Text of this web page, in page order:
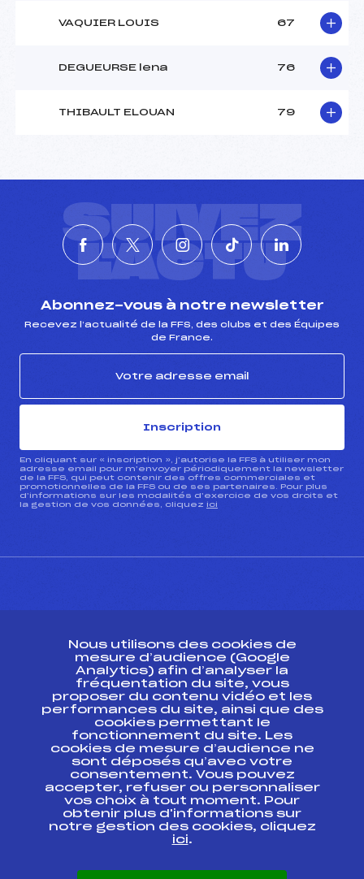
VAQUIER LOUIS 67
DEGUEURSE lena 76
THIBAULT ELOUAN 79
SUIVEZ
L'ACTU
Abonnez-vous à notre newsletter
Recevez l’actualité de la FFS, des clubs et des Équipes
de France.
Inscription
En cliquant sur « inscription », j’autorise la FFS à utiliser mon
adresse email pour m’envoyer périodiquement la newsletter
de la FFS, qui peut contenir des offres commerciales et
promotionnelles de la FFS ou de ses partenaires. Pour plus
d’informations sur les modalités d’exercice de vos droits et
la gestion de vos données, cliquez ici
Ressources
Pass’Neige
Projet sportif fédéral
Projet de performance fédéral
Antidopage
Pôle Développement, Formation, Suivi
Scientifique
Listes ministérielles
Pôle vie de l’athlète
Enseignement professionnel
Nous utilisons des cookies de
mesure d’audience (Google
Analytics) afin d’analyser la
fréquentation du site, vous
proposer du contenu vidéo et les
performances du site, ainsi que des
cookies permettant le
fonctionnement du site. Les
cookies de mesure d’audience ne
sont déposés qu’avec votre
consentement. Vous pouvez
accepter, refuser ou personnaliser
vos choix à tout moment. Pour
obtenir plus d'informations sur
notre gestion des cookies, cliquez
ici.